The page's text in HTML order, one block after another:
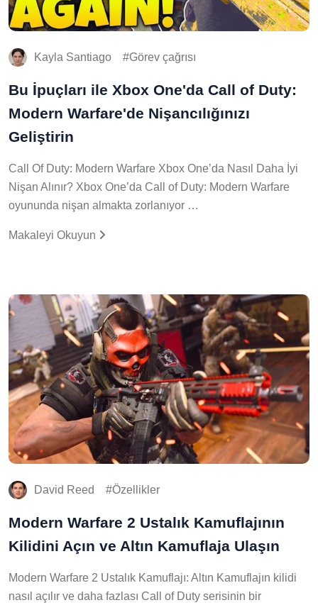
Kayla Santiago Görev çağrısı
Bu İpuçları ile Xbox One'da Call of Duty:
Modern Warfare'de Nişancılığınızı
Geliştirin
Call Of Duty: Modern Warfare Xbox One’da Nasıl Daha İyi
Nişan Alınır? Xbox One’da Call of Duty: Modern Warfare
oyununda nişan almakta zorlanıyor …
Makaleyi Okuyun
David Reed Özellikler
Modern Warfare 2 Ustalık Kamuflajının
Kilidini Açın ve Altın Kamuflaja Ulaşın
Modern Warfare 2 Ustalık Kamuflajı: Altın Kamuflajın kilidi
nasıl açılır ve daha fazlası Call of Duty serisinin bir